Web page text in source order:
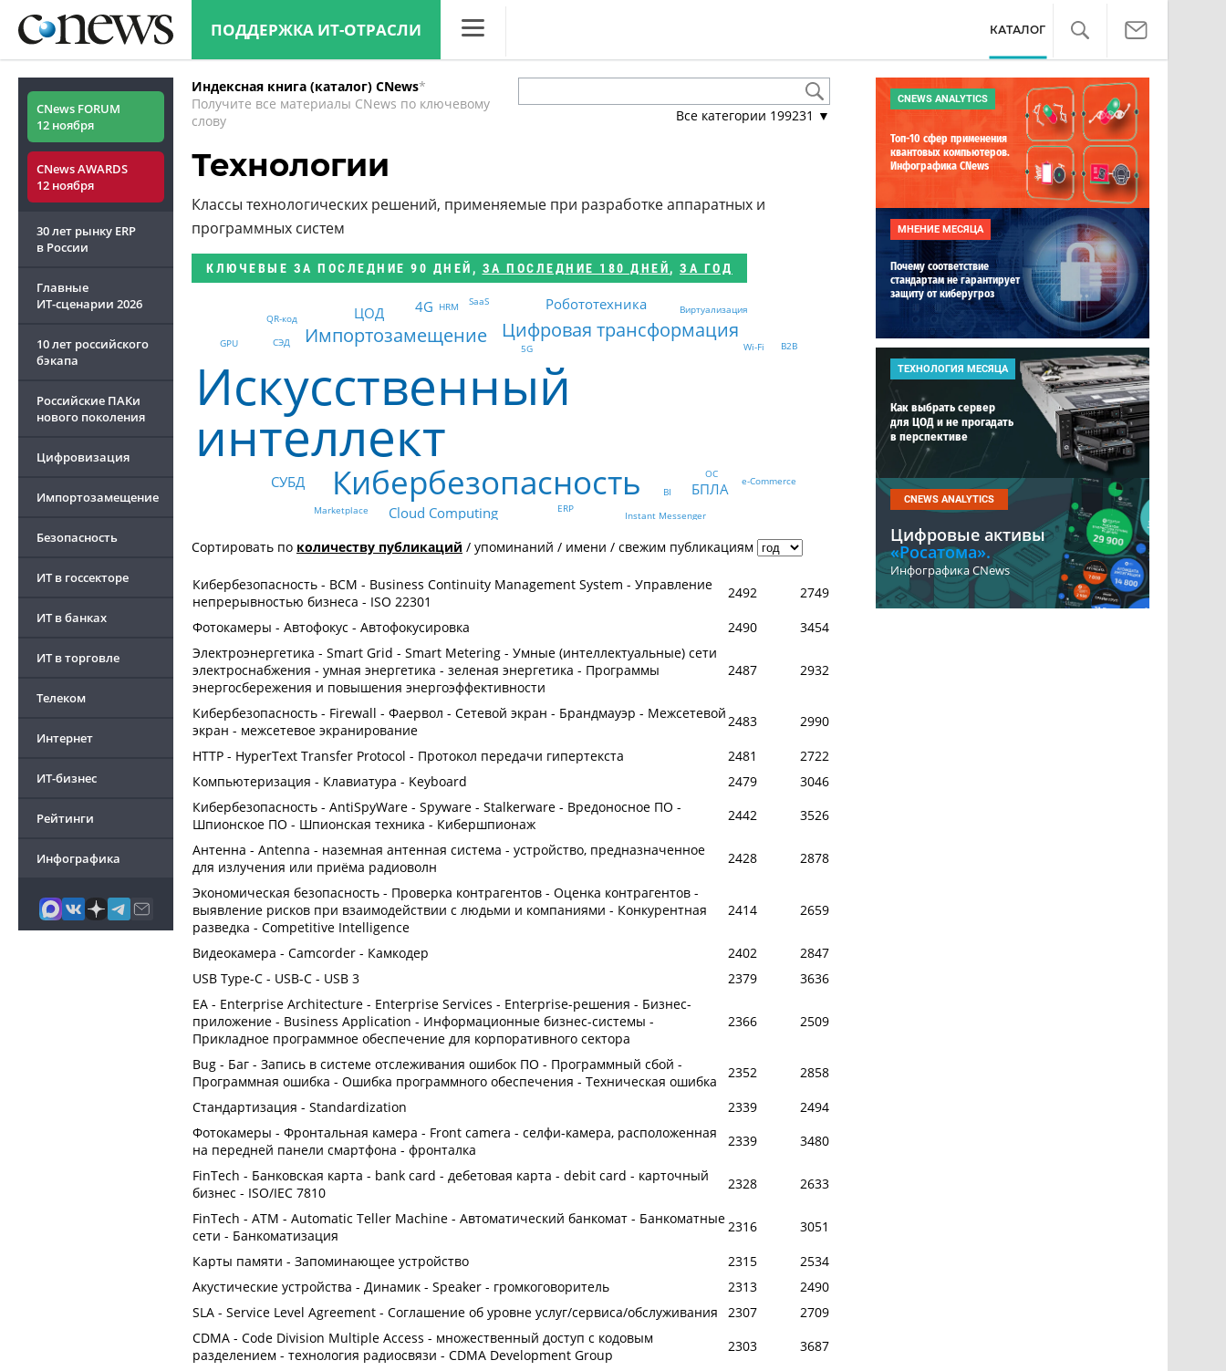
ПОДДЕРЖКА ИТ-ОТРАСЛИ
Аналитика
Техника
КАТАЛОГ
CNews FORUM
12 ноября
CNews AWARDS
12 ноября
30 лет рынку ERP
в России
Главные
ИТ-сценарии 2026
10 лет российского
бэкапа
Российские ПАКи
нового поколения
Цифровизация
Импортозамещение
Безопасность
ИТ в госсекторе
ИТ в банках
ИТ в торговле
Телеком
Интернет
ИТ-бизнес
Рейтинги
Инфографика
Индексная книга (каталог) CNews*
Получите все материалы CNews по ключевому
слову
Все категории 199231 ▼
Технологии
Классы технологических решений, применяемые при разработке аппаратных и
программных систем
КЛЮЧЕВЫЕ ЗА ПОСЛЕДНИЕ 90 ДНЕЙ , ЗА ПОСЛЕДНИЕ 180 ДНЕЙ, ЗА ГОД
Искусственный
интеллект
Кибербезопасность
Цифровая трансформация
Импортозамещение
Cloud Computing
4G
БПЛА
ЦОД
СУБД
Робототехника
BI
Instant Messenger
СЭД
Marketplace ERP
ОС
SaaS
5G
e-Commerce
Виртуализация
GPU
HRM
Wi-Fi B2B
QR-код
Сортировать по количеству публикаций / упоминаний / имени / свежим публикациям
Кибербезопасность - BCM - Business Continuity Management System - Управление
непрерывностью бизнеса - ISO 22301
2492
2749
Фотокамеры - Автофокус - Автофокусировка
2490
3454
Электроэнергетика - Smart Grid - Smart Metering - Умные (интеллектуальные) сети
электроснабжения - умная энергетика - зеленая энергетика - Программы
энергосбережения и повышения энергоэффективности
2487 2932
Кибербезопасность - Firewall - Фаервол - Сетевой экран - Брандмауэр - Межсетевой
экран - межсетевое экранирование
2483
2990
HTTP - HyperText Transfer Protocol - Протокол передачи гипертекста
2481
2722
Компьютеризация - Клавиатура - Keyboard
2479
3046
Кибербезопасность - AntiSpyWare - Spyware - Stalkerware - Вредоносное ПО -
Шпионское ПО - Шпионская техника - Кибершпионаж
2442
3526
Антенна - Antenna - наземная антенная система - устройство, предназначенное
для излучения или приёма радиоволн
2428
2878
Экономическая безопасность - Проверка контрагентов - Оценка контрагентов -
выявление рисков при взаимодействии с людьми и компаниями - Конкурентная
разведка - Competitive Intelligence
2414 2659
Видеокамера - Camcorder - Камкодер 2402
2847
USB Type-C - USB-C - USB 3
2379
3636
EA - Enterprise Architecture - Enterprise Services - Enterprise-решения - Бизнес-
приложение - Business Application - Информационные бизнес-системы -
Прикладное программное обеспечение для корпоративного сектора
2366 2509
Bug - Баг - Запись в системе отслеживания ошибок ПО - Программный сбой -
Программная ошибка - Ошибка программного обеспечения - Техническая ошибка
2352
2858
Стандартизация - Standardization
2339
2494
Фотокамеры - Фронтальная камера - Front camera - селфи-камера, расположенная
на передней панели смартфона - фронталка
2339
3480
FinTech - Банковская карта - bank card - дебетовая карта - debit card - карточный
бизнес - ISO/IEC 7810
2328
2633
FinTech - ATM - Automatic Teller Machine - Автоматический банкомат - Банкоматные
сети - Банкоматизация
2316
3051
Карты памяти - Запоминающее устройство
2315
2534
Акустические устройства - Динамик - Speaker - громкоговоритель
2313
2490
SLA - Service Level Agreement - Соглашение об уровне услуг/сервиса/обслуживания
2307
2709
CDMA - Code Division Multiple Access - множественный доступ с кодовым
разделением - технология радиосвязи - CDMA Development Group
2303
3687
CNEWS ANALYTICS
Топ-10 сфер применения
квантовых компьютеров.
Инфографика CNews
МНЕНИЕ МЕСЯЦА
Почему соответствие
стандартам не гарантирует
защиту от киберугроз
ТЕХНОЛОГИЯ МЕСЯЦА
Как выбрать сервер
для ЦОД и не прогадать
в перспективе
CNEWS ANALYTICS
Цифровые активы
«Росатома».
Инфографика CNews